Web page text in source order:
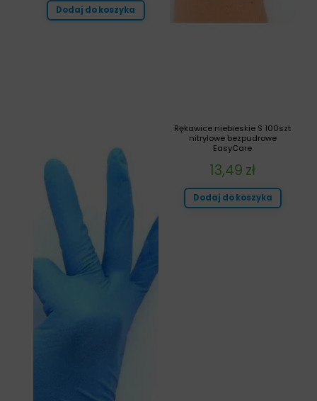
Rękawice niebieskie S 100szt
nitrylowe bezpudrowe
EasyCare
13,49 zł
Dodaj do koszyka
Dodaj do koszyka